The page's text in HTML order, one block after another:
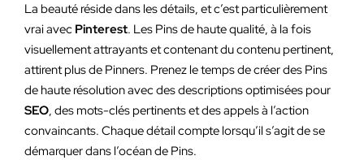
La beauté réside dans les détails, et c’est particulièrement
vrai avec Pinterest. Les Pins de haute qualité, à la fois
visuellement attrayants et contenant du contenu pertinent,
attirent plus de Pinners. Prenez le temps de créer des Pins
de haute résolution avec des descriptions optimisées pour
SEO, des mots-clés pertinents et des appels à l’action
convaincants. Chaque détail compte lorsqu’il s’agit de se
démarquer dans l’océan de Pins.